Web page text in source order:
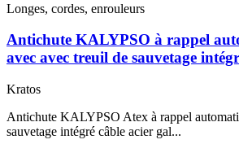
Longes, cordes, enrouleurs
Antichute KALYPSO à rappel
avec avec treuil de sauvetage
Kratos
Antichute KALYPSO Atex à rappel
sauvetage intégré câble acier gal...